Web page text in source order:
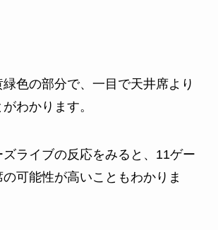
色の部分で、一目で天井席より
わかります。
ライブの反応をみると、11ゲー
の可能性が高いこともわかりま